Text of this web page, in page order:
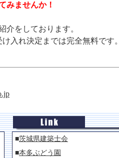
みませんか！
介をしております。
入れ決定までは完全無料です。
■茨城県建築士会
■本多ぶどう園